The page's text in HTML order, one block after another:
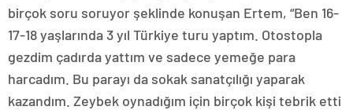
birçok soru soruyor şeklinde konuşan Ertem, “Ben 16-
17-18 yaşlarında 3 yıl Türkiye turu yaptım. Otostopla
gezdim çadırda yattım ve sadece yemeğe para
harcadım. Bu parayı da sokak sanatçılığı yaparak
kazandım. Zeybek oynadığım için birçok kişi tebrik etti